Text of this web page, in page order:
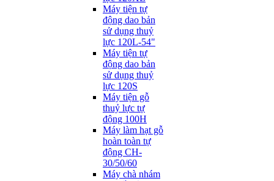
Máy tiện tự
động dao bản
sử dụng thuỷ
lực 120L-54"
Máy tiện tự
động dao bản
sử dụng thuỷ
lực 120S
Máy tiện gỗ
thuỷ lực tự
động 100H
Máy làm hạt gỗ
hoàn toàn tự
động CH-
30/50/60
Máy chà nhám